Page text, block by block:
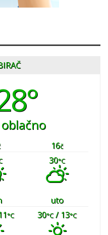
16č
30°C
uto
°C 30°C/ 13°C